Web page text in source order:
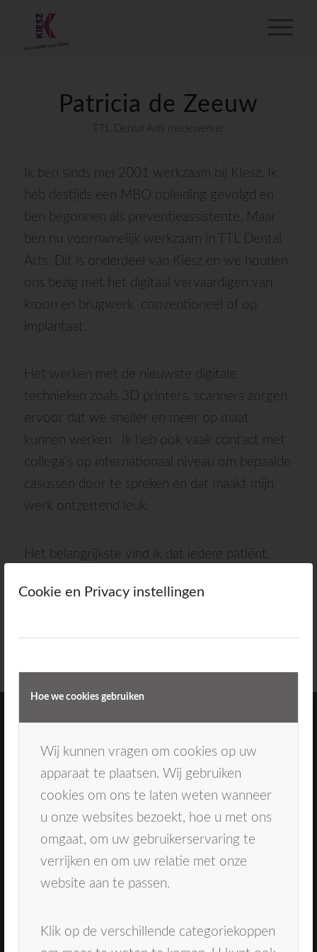
Cookie en Privacy instellingen
Hoe we cookies gebruiken
Wij kunnen vragen om cookies op uw
apparaat te plaatsen. Wij gebruiken
cookies om ons te laten weten wanneer
u onze websites bezoekt, hoe u met ons
omgaat, om uw gebruikerservaring te
verrijken en om uw relatie met onze
website aan te passen.
Klik op de verschillende categoriekoppen
Patricia de Zeeuw
TTL Dental Arts medewerker
Ik ben sinds mei 2001 werkzaam bij KIesz. Ik
heb destijds een MBO opleiding gevolgd en
ben begonnen als preventieassistente. Maar
ben nu voornamelijk werkzaam in TTL Dental
Arts. Dit is onderdeel van Kiesz en we houden
ons bezig met het digitaal vervaardigen van
kroon en brugwerk conventioneel of op
implantaat.
Het werken met de nieuwste digitale
technieken zoals 3D printers, scanners zorgen
ervoor dat we sneller en meer op maat
kunnen werken . Ik heb ook vaak contact met
collega’s op internationaal niveau om bepaalde
casussen door te spreken en dat maakt mijn
werk ontzettend leuk.
Het belangrijkste vind ik dat iedere patiënt,
correcte manier tandheelkundig geholpen
Direct naar
Behandelingen
Tandarts Oosterhout
Mondhygiënist Breda
Inschrijven